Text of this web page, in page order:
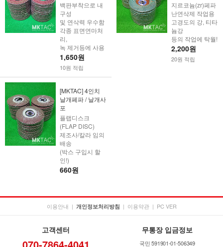
백판부착으로 내
구성
및 연삭력 우수함
각종 표면연마처
리,
녹 제거등에 사용
1,650원
10원 적립
지르코늄(zr)페파
난연삭제 작업용
고경도의 강, 티타
늄강
등의 작업에 탁월!
2,200원
20원 적립
[MKTAC] 4인치
날개페파 / 날개사
포
플랩디스크
(FLAP DISC)
제조사/칼라 임의
배송
(박스 구입시 할
인!)
660원
이용안내 | 개인정보처리방침 | 이용약관 | PC VER
고객센터 무통장 입금정보
국민 591901-01-506349